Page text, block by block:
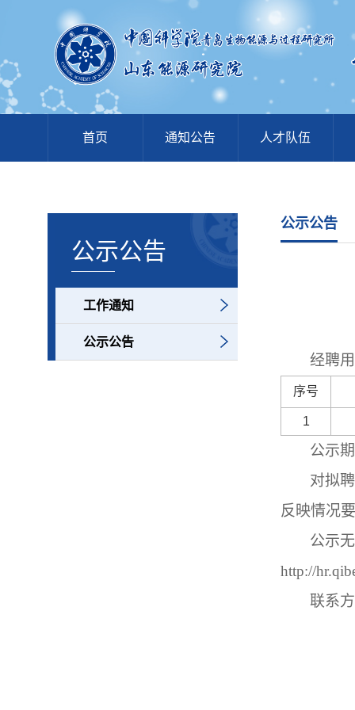
首页 通知公告 人才队伍
公示公告
工作通知
公示公告
公示公告
经聘
序号
1
公示
对拟
反映情况
公示
http://
联系